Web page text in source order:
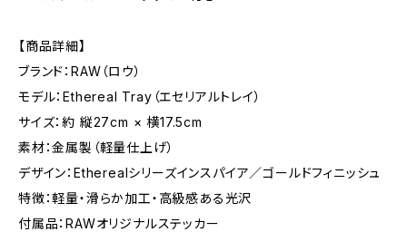
【商品詳細】
ブランド：RAW（ロウ）
モデル：Ethereal Tray（エセリアルトレイ）
サイズ：約 縦27cm × 横17.5cm
素材：金属製（軽量仕上げ）
デザイン：Etherealシリーズインスパイア／ゴールドフィニッシュ
特徴：軽量・滑らか加工・高級感ある光沢
付属品：RAWオリジナルステッカー